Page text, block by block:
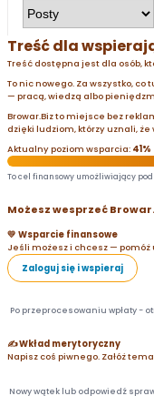
Treść dla
Treść dostępna jest dla osób,
To nic nowego. Za wszystko, co
— pracą, wiedzą albo
Browar.Biz to miejsce bez
dzięki ludziom, którzy uznali, że
Aktualny poziom wsparcia: 41%
To cel finansowy umożliwiający
Możesz wesprzeć
💛 Wsparcie finansowe
Jeśli możesz i chcesz —
Zaloguj się i wspieraj
Po przeprocesowaniu wpłaty -
✍️ Wkład merytoryczny
Napisz coś piwnego. Załóż
Nowy wątek lub odpowiedź